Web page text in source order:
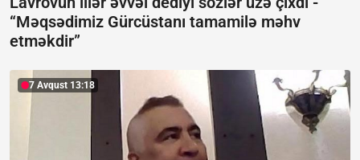
“Məqsədimiz Gürcüstanı tamamilə məhv
etməkdir”
7 Avqust 13:18